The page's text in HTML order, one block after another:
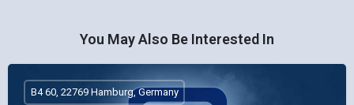
You May Also Be Interested In
B4 60, 22769 Hamburg, Germany